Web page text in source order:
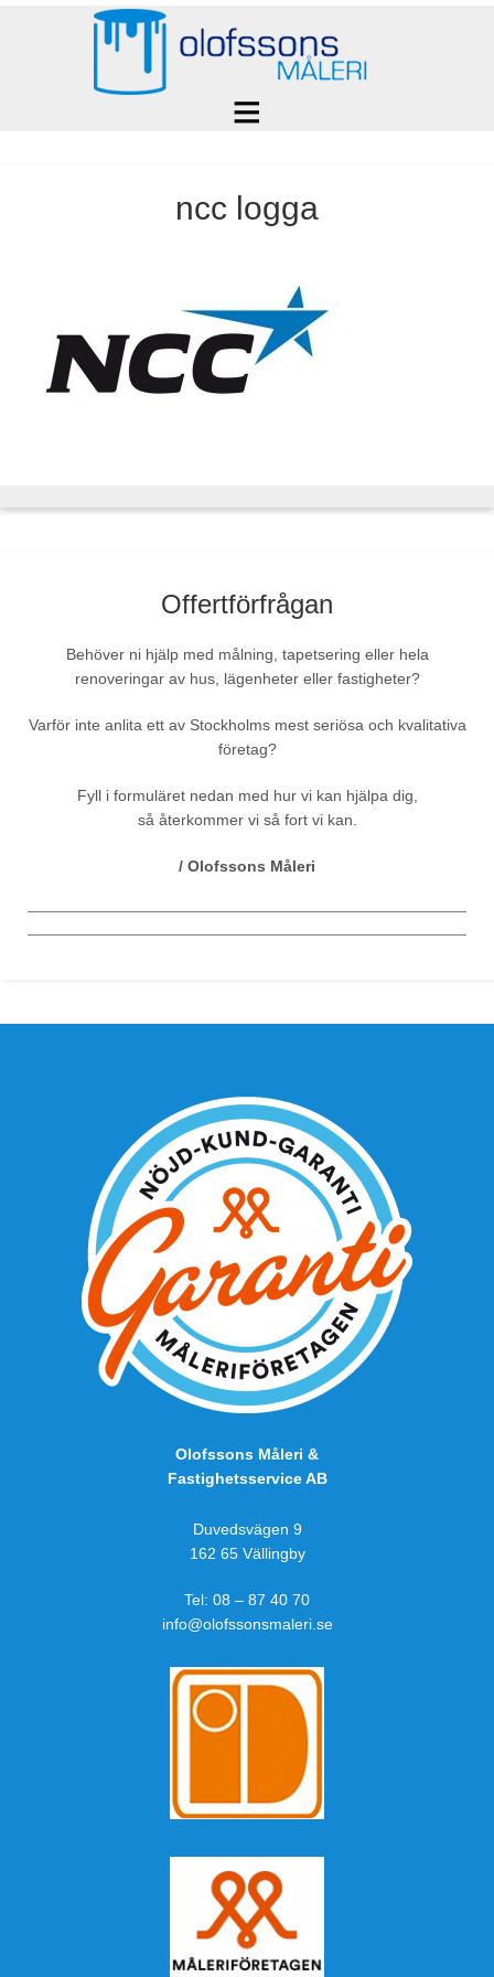
ncc logga
Offertförfrågan
Behöver ni hjälp med målning, tapetsering eller hela
renoveringar av hus, lägenheter eller fastigheter?
Varför inte anlita ett av Stockholms mest seriösa och kvalitativa
företag?
Fyll i formuläret nedan med hur vi kan hjälpa dig,
så återkommer vi så fort vi kan.
/ Olofssons Måleri
Olofssons Måleri &
Fastighetsservice AB
Duvedsvägen 9
162 65 Vällingby
Tel: 08 – 87 40 70
info@olofssonsmaleri.se